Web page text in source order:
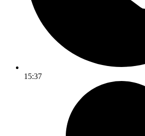
15:37